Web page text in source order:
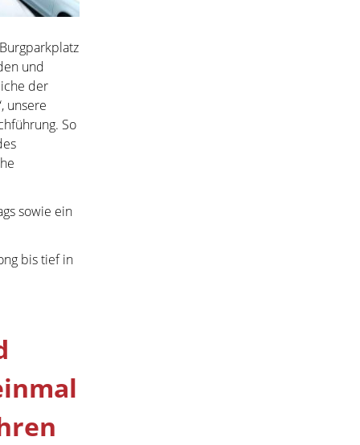
und
der
unsere
So
sowie ein
bis tief in